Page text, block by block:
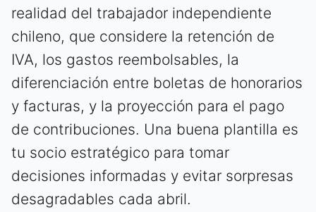
realidad del trabajador independiente
chileno, que considere la retención de
IVA, los gastos reembolsables, la
diferenciación entre boletas de honorarios
y facturas, y la proyección para el pago
de contribuciones. Una buena plantilla es
tu socio estratégico para tomar
decisiones informadas y evitar sorpresas
desagradables cada abril.